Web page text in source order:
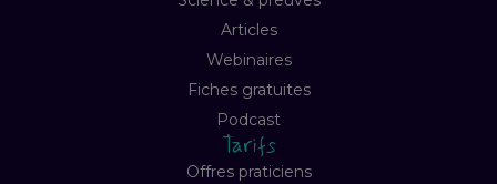
Articles
Webinaires
Fiches gratuites
Podcast
Tarifs
Offres praticiens